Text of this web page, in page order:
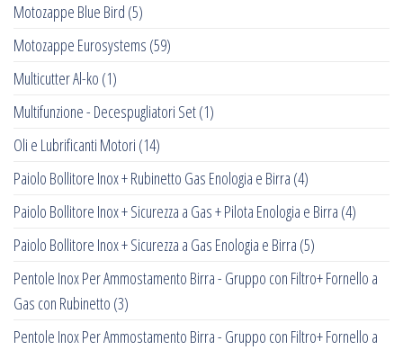
Motozappe Blue Bird (5)
Motozappe Eurosystems (59)
Multicutter Al-ko (1)
Multifunzione - Decespugliatori Set(1)
Oli e Lubrificanti Motori (14)
Paiolo Bollitore Inox + Rubinetto Gas Enologia e Birra (4)
Paiolo Bollitore Inox + Sicurezza a Gas + Pilota Enologia e Birra (4)
Paiolo Bollitore Inox + Sicurezza a Gas Enologia e Birra (5)
Pentole Inox Per Ammostamento Birra - Gruppo con Filtro+ Fornello a
Gas con Rubinetto (3)
Pentole Inox Per Ammostamento Birra - Gruppo con Filtro+ Fornello a